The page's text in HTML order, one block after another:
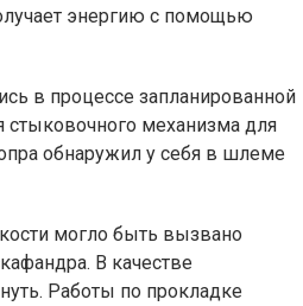
энергию с помощью
в процессе запланированной
стыковочного механизма для
обнаружил у себя в шлеме
могло быть вызвано
В качестве
Работы по прокладке